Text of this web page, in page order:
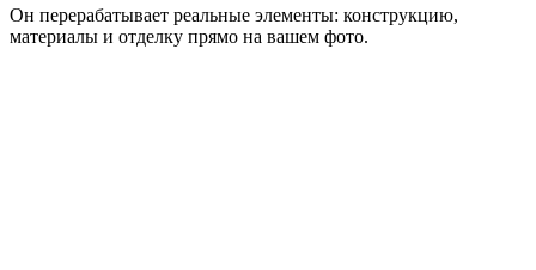
Он перерабатывает реальные элементы: конструкцию,
материалы и отделку прямо на вашем фото.